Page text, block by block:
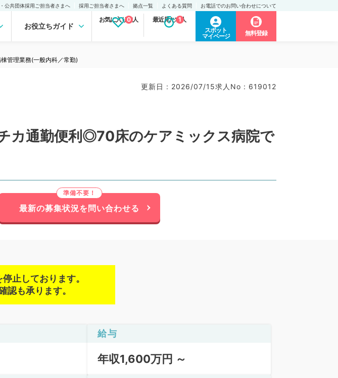
公共団体採用ご担当者さまへ 採用ご担当者さまへ 拠点一覧 よくある質問 お電話でのお問い合わせについて
お役立ちガイド
お気に入り求人
0 最近見た求人
1
スポット
マイページ
無料登録
管理業務(一般内科／常勤)
更新日 : 2026/07/15求人No : 619012
カ通勤便利◎70床のケアミックス病院で
最新の募集状況を問い合わせる
止しております。
認も承ります。
給与
年収1,600万円 ～